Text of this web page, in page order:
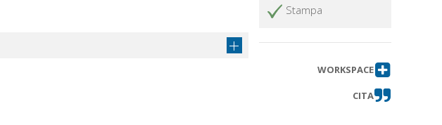
Stampa
WORKSPACE
CITA